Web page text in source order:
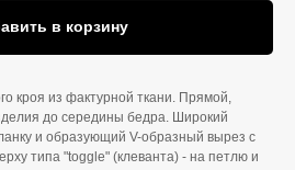
в корзину
кроя из фактурной ткани. Прямой,
до середины бедра. Широкий
и образующий V-образный вырез с
типа "toggle" (клеванта) - на петлю и